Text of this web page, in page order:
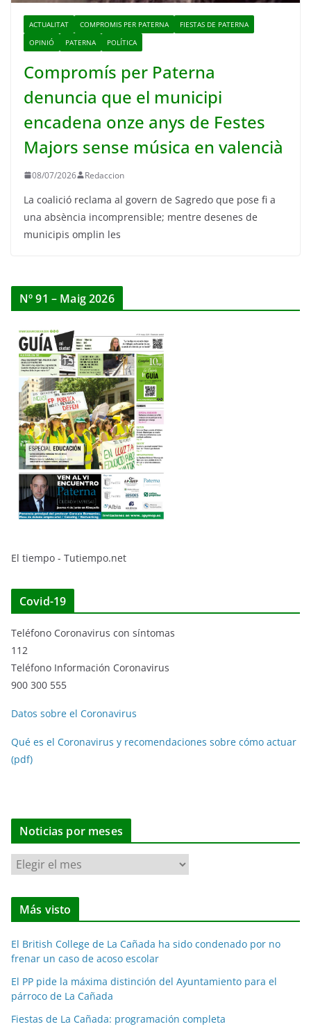
ACTUALITAT COMPROMIS PER PATERNA
FIESTAS DE PATERNA
OPINIÓ
PATERNA POLÍTICA
Compromís per Paterna
denuncia que el municipi
encadena onze anys de Festes
Majors sense música en valencià
08/07/2026 Redaccion
La coalició reclama al govern de Sagredo que pose fi a
una absència incomprensible; mentre desenes de
municipis omplin les
Nº 91 – Maig 2026
El tiempo - Tutiempo.net
Covid-19
Teléfono Coronavirus con síntomas
112
Teléfono Información Coronavirus
900 300 555
Datos sobre el Coronavirus
Qué es el Coronavirus y recomendaciones sobre cómo actuar
(pdf)
Noticias por meses
N
o
t
i
a
s
p
o
Más visto
El British College de La Cañada ha sido condenado por no
frenar un caso de acoso escolar
El PP pide la máxima distinción del Ayuntamiento para el
párroco de La Cañada
Fiestas de La Cañada: programación completa